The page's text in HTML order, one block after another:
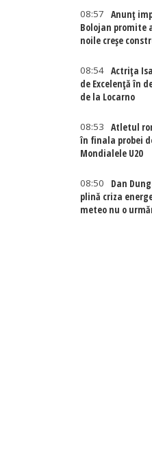
08:57
Anunț
Bolojan promite
noile creșe
08:54 Actriţa
de Excelenţă în
de la Locarno
08:53
Atletul
în finala probei
Mondialele U20
08:50
Dan
plină criza
meteo nu o